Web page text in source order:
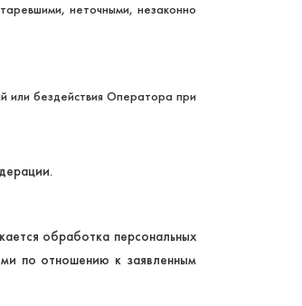
неточными, незаконно
или бездействия Оператора при
обработка персональных
по отношению к заявленным